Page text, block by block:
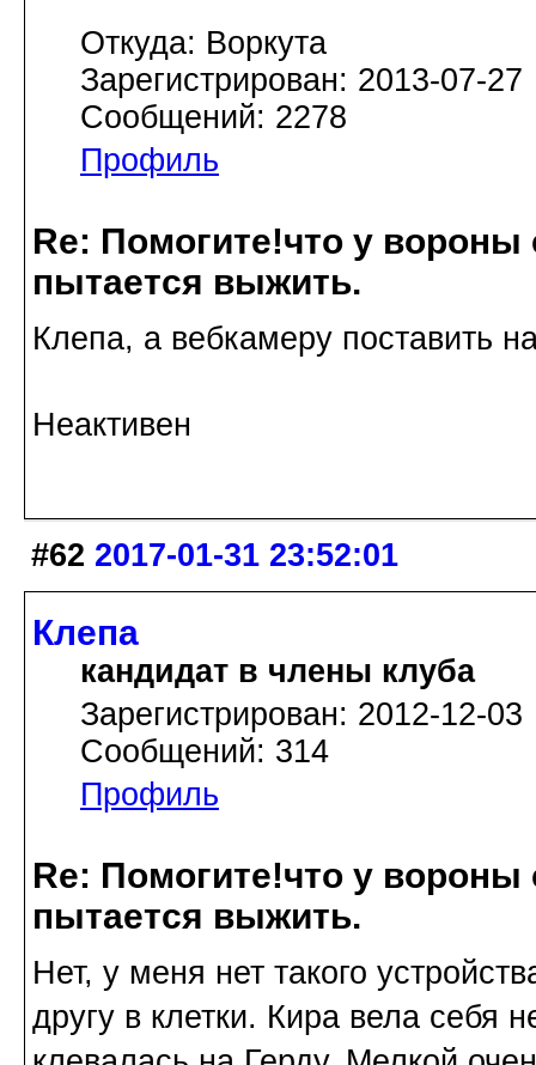
Откуда: Воркута
Зарегистрирован: 2013-07-27
Сообщений: 2278
Профиль
Re: Помогите!что у
пытается выжить.
Клепа, а вебкамеру поставить
Неактивен
#62 2017-01-31 23:52:01
Клепа
кандидат в члены клуба
Зарегистрирован: 2012-12-03
Сообщений: 314
Профиль
Re: Помогите!что у
пытается выжить.
Нет, у меня нет такого
другу в клетки. Кира вела себя